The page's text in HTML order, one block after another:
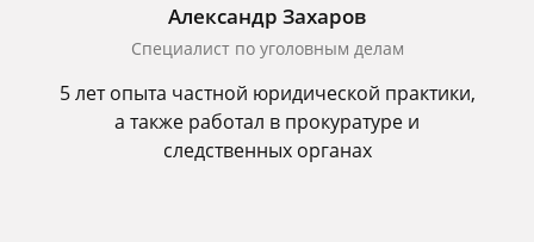
Александр Захаров
Специалист по уголовным делам
5 лет опыта частной юридической практики,
а также работал в прокуратуре и
следственных органах